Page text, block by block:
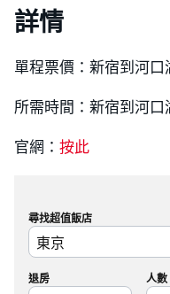
詳情
單程票價：新宿到河口
所需時間：新宿到河
官網： 按此